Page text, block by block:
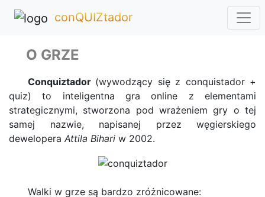
conQUIZtador
O GRZE
Conquiztador (wywodzący się z conquistador +
quiz) to inteligentna gra online z elementami
strategicznymi, stworzona pod wrażeniem gry o tej
samej nazwie, napisanej przez węgierskiego
dewelopera Attila Bihari w 2002.
Walki w grze są bardzo zróżnicowane: